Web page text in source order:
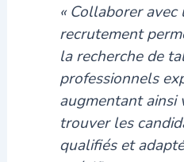
« Collaborer avec
recrutement
la recherche de
professionnels
augmentant ainsi
trouver les
qualifiés et